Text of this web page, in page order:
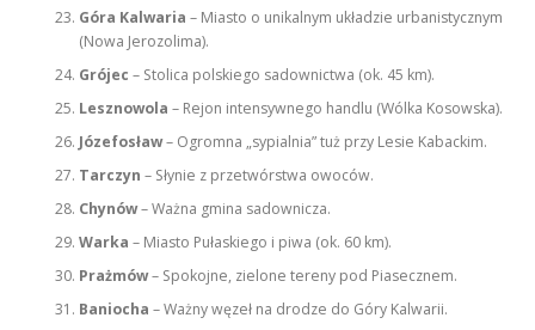
Góra Kalwaria – Miasto o unikalnym układzie urbanistycznym
(Nowa Jerozolima).
Grójec – Stolica polskiego sadownictwa (ok. 45 km).
Lesznowola – Rejon intensywnego handlu (Wólka Kosowska).
Józefosław– Ogromna „sypialnia” tuż przy Lesie Kabackim.
Tarczyn – Słynie z przetwórstwa owoców.
Chynów– Ważna gmina sadownicza.
Warka – Miasto Pułaskiego i piwa (ok. 60 km).
Prażmów– Spokojne, zielone tereny pod Piasecznem.
Baniocha – Ważny węzeł na drodze do Góry Kalwarii.